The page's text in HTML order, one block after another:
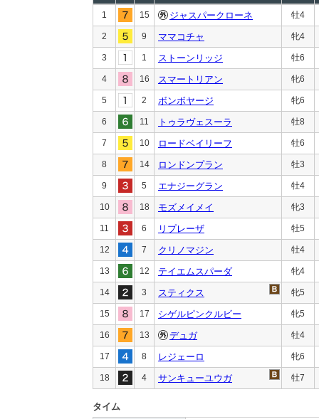
1 15 ジャスパークローネ 牡4
2 9 ママコチャ 牝4
3 1 ストーンリッジ 牡6
4 16 スマートリアン 牝6
5 2 ボンボヤージ 牝6
6 11 トゥラヴェスーラ 牡8
7 10 ロードベイリーフ 牡6
8 14 ロンドンプラン 牡3
9 5 エナジーグラン 牡4
10 18 モズメイメイ 牝3
11 6 リプレーザ 牡5
12 7 クリノマジン 牡4
13 12 テイエムスパーダ 牝4
14 3 スティクス 牝5
15 17 シゲルピンクルビー 牝5
16 13 デュガ 牡4
17 8 レジェーロ 牝6
18 4 サンキューユウガ 牡7
タイム